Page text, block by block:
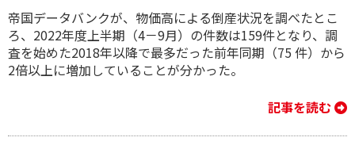
帝国データバンクが、物価高による倒産状況を調べたとこ
ろ、2022年度上半期（4－9月）の件数は159件となり、調
査を始めた2018年以降で最多だった前年同期（75 件）から
2倍以上に増加していることが分かった。
記事を読む